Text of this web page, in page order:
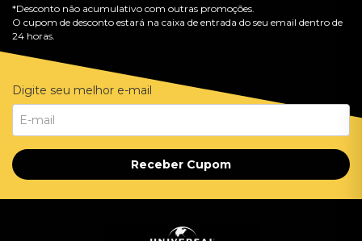
*Desconto não acumulativo com outras promoções.
O cupom de desconto estará na caixa de entrada do seu email dentro de
24 horas.
Digite seu melhor e-mail
Receber Cupom